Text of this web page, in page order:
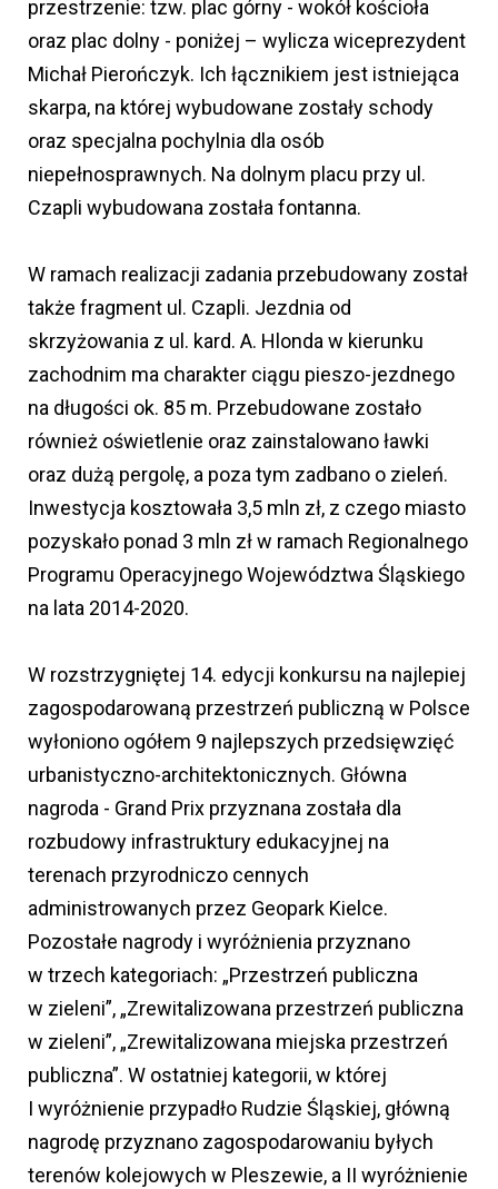
przestrzenie: tzw. plac górny - wokół kościoła
oraz plac dolny - poniżej – wylicza wiceprezydent
Michał Pierończyk. Ich łącznikiem jest istniejąca
skarpa, na której wybudowane zostały schody
oraz specjalna pochylnia dla osób
niepełnosprawnych. Na dolnym placu przy ul.
Czapli wybudowana została fontanna.
W ramach realizacji zadania przebudowany został
także fragment ul. Czapli. Jezdnia od
skrzyżowania z ul. kard. A. Hlonda w kierunku
zachodnim ma charakter ciągu pieszo-jezdnego
na długości ok. 85 m. Przebudowane zostało
również oświetlenie oraz zainstalowano ławki
oraz dużą pergolę, a poza tym zadbano o zieleń.
Inwestycja kosztowała 3,5 mln zł, z czego miasto
pozyskało ponad 3 mln zł w ramach Regionalnego
Programu Operacyjnego Województwa Śląskiego
na lata 2014-2020.
W rozstrzygniętej 14. edycji konkursu na najlepiej
zagospodarowaną przestrzeń publiczną w Polsce
wyłoniono ogółem 9 najlepszych przedsięwzięć
urbanistyczno-architektonicznych. Główna
nagroda - Grand Prix przyznana została dla
rozbudowy infrastruktury edukacyjnej na
terenach przyrodniczo cennych
administrowanych przez Geopark Kielce.
Pozostałe nagrody i wyróżnienia przyznano
w trzech kategoriach: „Przestrzeń publiczna
w zieleni”, „Zrewitalizowana przestrzeń publiczna
w zieleni”, „Zrewitalizowana miejska przestrzeń
publiczna”. W ostatniej kategorii, w której
I wyróżnienie przypadło Rudzie Śląskiej, główną
nagrodę przyznano zagospodarowaniu byłych
terenów kolejowych w Pleszewie, a II wyróżnienie